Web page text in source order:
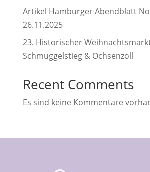
Artikel Hamburger Abendblatt
26.11.2025
23. Historischer
Schmuggelstieg & Ochsenzoll
Recent Comments
Es sind keine Kommentare